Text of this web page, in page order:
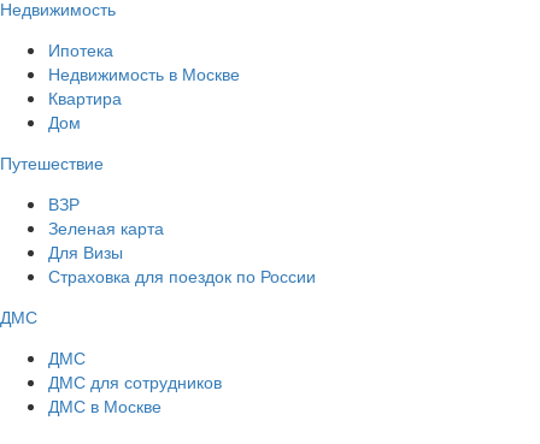
Недвижимость
Ипотека
Недвижимость в Москве
Квартира
Дом
Путешествие
ВЗР
Зеленая карта
Для Визы
Страховка для поездок по России
ДМС
ДМС
ДМС для сотрудников
ДМС в Москве